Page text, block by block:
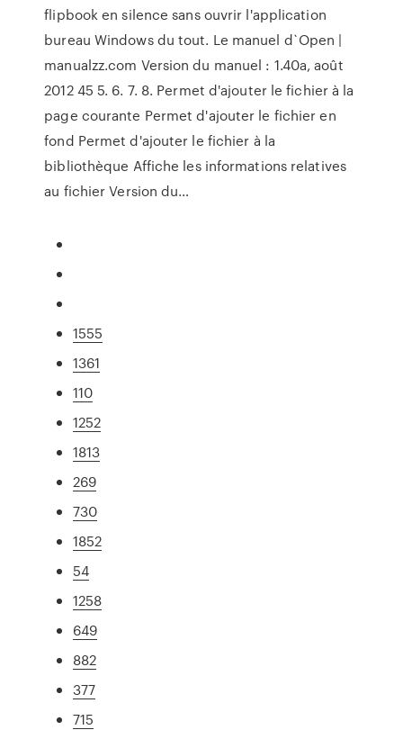
flipbook en silence sans ouvrir l'application
bureau Windows du tout. Le manuel d`Open |
manualzz.com Version du manuel : 1.40a, août
2012 45 5. 6. 7. 8. Permet d'ajouter le fichier à la
page courante Permet d'ajouter le fichier en
fond Permet d'ajouter le fichier à la
bibliothèque Affiche les informations relatives
au fichier Version du…
1555
1361
110
1252
1813
269
730
1852
54
1258
649
882
377
715